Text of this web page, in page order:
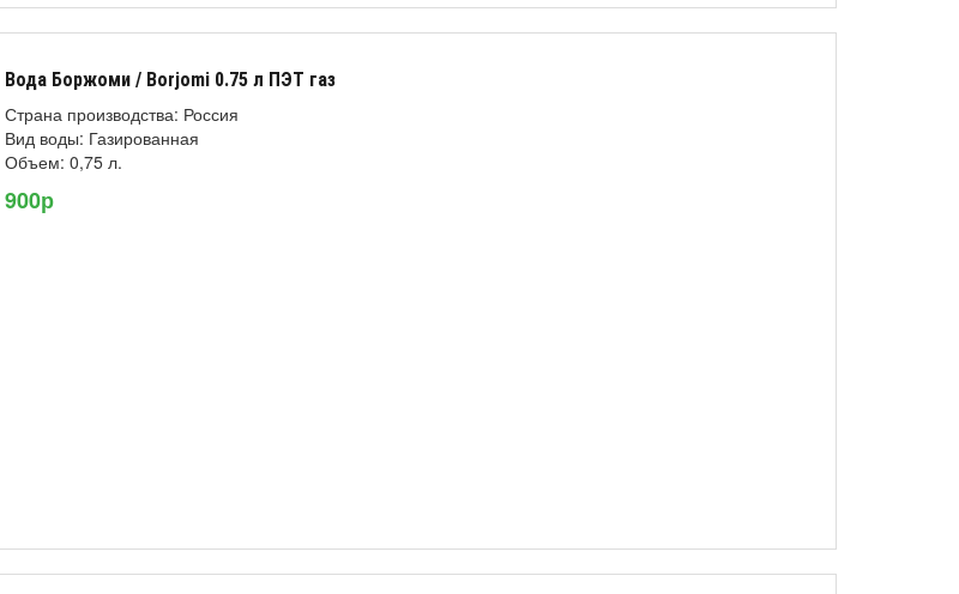
Вода Боржоми / Borjomi 0.75 л ПЭТ газ
Страна производства: Россия
Вид воды: Газированная
Объем: 0,75 л.
900р